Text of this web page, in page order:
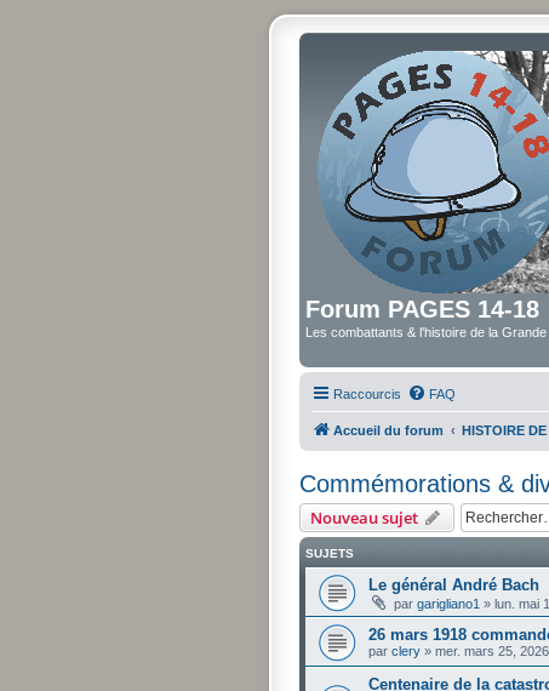
Forum PAGES 14-18
Les combattants & l'histoire de la
Raccourcis FAQ
Accueil du forum HISTOIRE
Commémorations &
Nouveau sujet
SUJETS
Le général André Bach
par garigliano1 » lun. mai
26 mars 1918
par clery » mer. mars 25,
Centenaire de la